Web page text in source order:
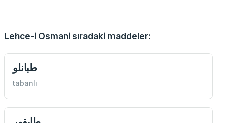
Lehce-i Osmani sıradaki maddeler:
طبانلو
tabanlı